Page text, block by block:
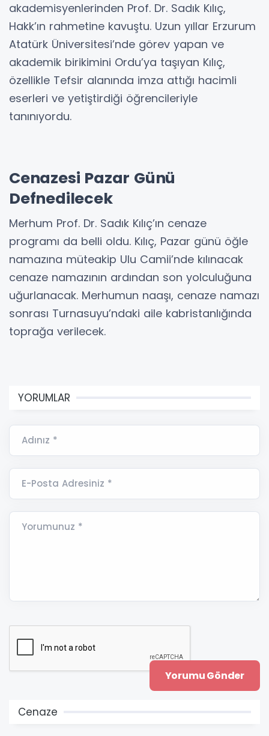
akademisyenlerinden Prof. Dr. Sadık Kılıç,
Hakk’ın rahmetine kavuştu. Uzun yıllar Erzurum
Atatürk Üniversitesi’nde görev yapan ve
akademik birikimini Ordu’ya taşıyan Kılıç,
özellikle Tefsir alanında imza attığı hacimli
eserleri ve yetiştirdiği öğrencileriyle
tanınıyordu.
Cenazesi Pazar Günü
Defnedilecek
Merhum Prof. Dr. Sadık Kılıç’ın cenaze
programı da belli oldu. Kılıç, Pazar günü öğle
namazına müteakip Ulu Camii’nde kılınacak
cenaze namazının ardından son yolculuğuna
uğurlanacak. Merhumun naaşı, cenaze namazı
sonrası Turnasuyu’ndaki aile kabristanlığında
toprağa verilecek.
YORUMLAR
Adınız *
E-Posta Adresiniz *
Yorumunuz *
Cenaze